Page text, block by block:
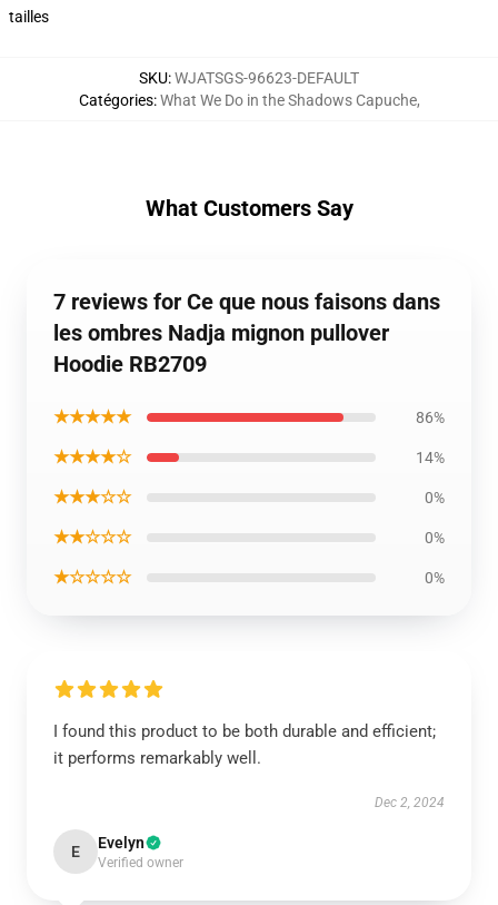
tailles
SKU:WJATSGS-96623-DEFAULT
Catégories:What We Do in the Shadows Capuche,
What Customers Say
7 reviews for Ce que nous faisons dans
les ombres Nadja mignon pullover
Hoodie RB2709
★★★★★ 86%
★★★★☆ 14%
★★★☆☆ 0%
★★☆☆☆ 0%
★☆☆☆☆ 0%
I found this product to be both durable and efficient;
it performs remarkably well.
Dec 2, 2024
E Evelyn
Verified owner